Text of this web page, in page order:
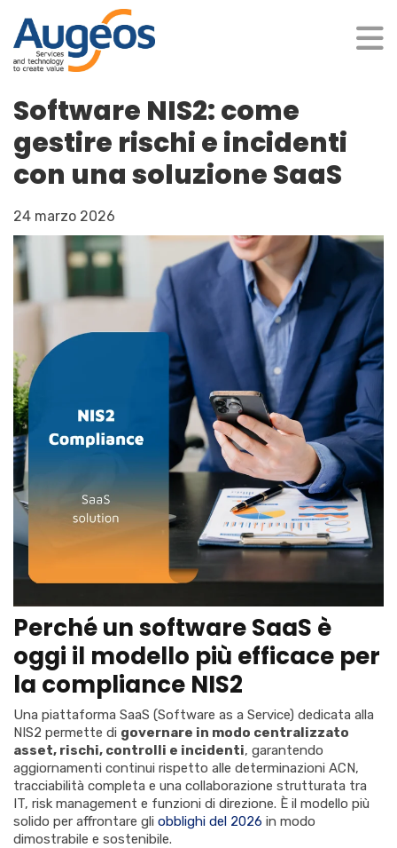
Software NIS2: come
gestire rischi e incidenti
con una soluzione SaaS
24 marzo 2026
Perché un software SaaS è
oggi il modello più efficace per
la compliance NIS2
Una piattaforma SaaS (Software as a Service) dedicata alla
NIS2 permette di governare in modo centralizzato
asset, rischi, controlli e incidenti, garantendo
aggiornamenti continui rispetto alle determinazioni ACN,
tracciabilità completa e una collaborazione strutturata tra
IT, risk management e funzioni di direzione. È il modello più
solido per affrontare gli obblighi del 2026 in modo
dimostrabile e sostenibile.